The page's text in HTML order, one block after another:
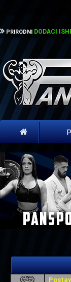
PRIRODNI DODACI